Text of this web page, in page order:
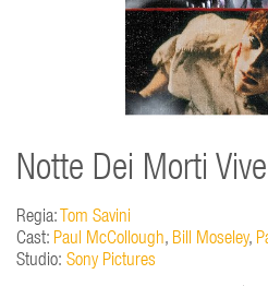
Notte Dei Morti
Regia: Tom Savini
Cast: Paul McCollough, Bill Moseley,
Studio: Sony Pictures